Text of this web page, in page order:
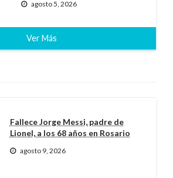
agosto 5, 2026
Ver Más
Fallece Jorge Messi, padre de
Lionel, a los 68 años en Rosario
agosto 9, 2026